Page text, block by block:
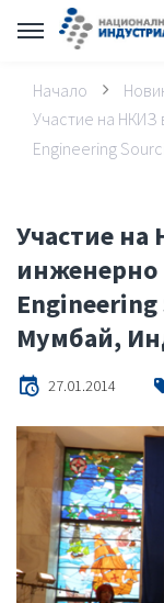
Начало
Участие на
Engineering
Участие на
инженерно
Engineering
Мумбай,
27.01.2014